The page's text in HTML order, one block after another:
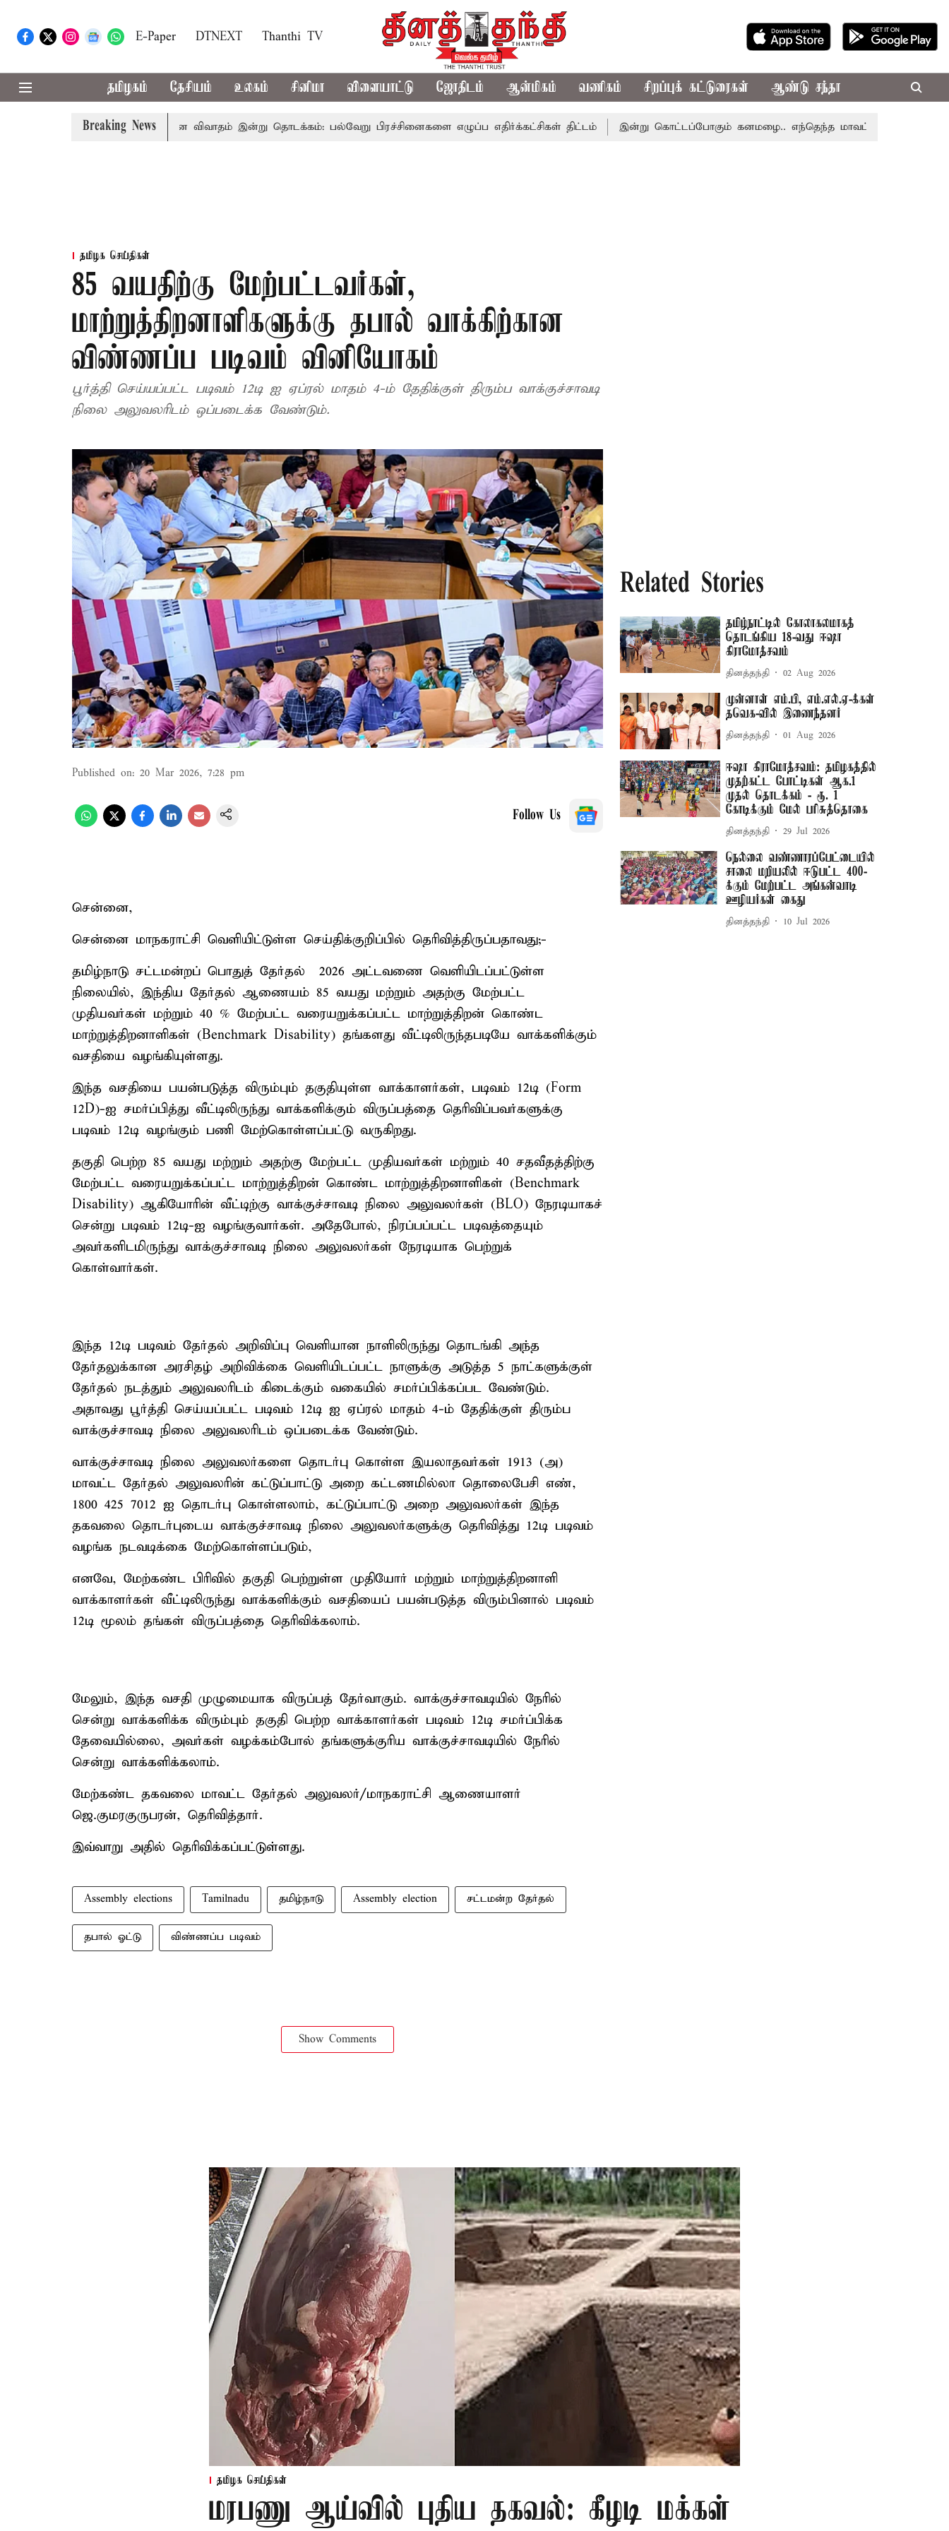
E-Paper DTNEXT Thanthi TV
தமிழகம் தேசியம் உலகம் சினிமா விளையாட்டு ஜோதிடம் ஆன்மிகம் வணிகம் சிறப்புக் கட்டுரைகள் ஆண்டு சந்தா
Breaking News
சட்டசபையில் பட்ஜெட் மீதான விவாதம் இன்று தொடக்கம்: பல்வேறு பிரச்சினைகளை எழுப்ப எதிர்க்கட்சிகள் திட்டம் இன்று கொட்டப்போகும் கனமழை.. எந்தெந்த மாவட்டங்களில் தெரியுமா..?
தமிழக செய்திகள்
85 வயதிற்கு மேற்பட்டவர்கள்,
மாற்றுத்திறனாளிகளுக்கு தபால் வாக்கிற்கான
விண்ணப்ப படிவம் வினியோகம்
பூர்த்தி செய்யப்பட்ட படிவம் 12டி –ஐ ஏப்ரல் மாதம் 4-ம் தேதிக்குள் திரும்ப வாக்குச்சாவடி
நிலை அலுவலரிடம் ஒப்படைக்க வேண்டும்.
Published on: 20 Mar 2026, 7:28 pm
Follow Us
சென்னை,
சென்னை மாநகராட்சி வெளியிட்டுள்ள செய்திக்குறிப்பில் தெரிவித்திருப்பதாவது;-
தமிழ்நாடு சட்டமன்றப் பொதுத் தேர்தல் – 2026 அட்டவணை வெளியிடப்பட்டுள்ள
நிலையில், இந்திய தேர்தல் ஆணையம் 85 வயது மற்றும் அதற்கு மேற்பட்ட
முதியவர்கள் மற்றும் 40 % மேற்பட்ட வரையறுக்கப்பட்ட மாற்றுத்திறன் கொண்ட
மாற்றுத்திறனாளிகள் (Benchmark Disability) தங்களது வீட்டிலிருந்தபடியே வாக்களிக்கும்
வசதியை வழங்கியுள்ளது.
இந்த வசதியை பயன்படுத்த விரும்பும் தகுதியுள்ள வாக்காளர்கள், படிவம் 12டி (Form
12D)-ஐ சமர்ப்பித்து வீட்டிலிருந்து வாக்களிக்கும் விருப்பத்தை தெரிவிப்பவர்களுக்கு
படிவம் 12டி வழங்கும் பணி மேற்கொள்ளப்பட்டு வருகிறது.
தகுதி பெற்ற 85 வயது மற்றும் அதற்கு மேற்பட்ட முதியவர்கள் மற்றும் 40 சதவீதத்திற்கு
மேற்பட்ட வரையறுக்கப்பட்ட மாற்றுத்திறன் கொண்ட மாற்றுத்திறனாளிகள் (Benchmark
Disability) ஆகியோரின் வீட்டிற்கு வாக்குச்சாவடி நிலை அலுவலர்கள் (BLO) நேரடியாகச்
சென்று படிவம் 12டி-ஐ வழங்குவார்கள். அதேபோல், நிரப்பப்பட்ட படிவத்தையும்
அவர்களிடமிருந்து வாக்குச்சாவடி நிலை அலுவலர்கள் நேரடியாக பெற்றுக்
கொள்வார்கள்.
இந்த 12டி படிவம் தேர்தல் அறிவிப்பு வெளியான நாளிலிருந்து தொடங்கி அந்த
தேர்தலுக்கான அரசிதழ் அறிவிக்கை வெளியிடப்பட்ட நாளுக்கு அடுத்த 5 நாட்களுக்குள்
தேர்தல் நடத்தும் அலுவலரிடம் கிடைக்கும் வகையில் சமர்ப்பிக்கப்பட வேண்டும்.
அதாவது பூர்த்தி செய்யப்பட்ட படிவம் 12டி –ஐ ஏப்ரல் மாதம் 4-ம் தேதிக்குள் திரும்ப
வாக்குச்சாவடி நிலை அலுவலரிடம் ஒப்படைக்க வேண்டும்.
வாக்குச்சாவடி நிலை அலுவலர்களை தொடர்பு கொள்ள இயலாதவர்கள் 1913 (அ)
மாவட்ட தேர்தல் அலுவலரின் கட்டுப்பாட்டு அறை கட்டணமில்லா தொலைபேசி எண்,
1800 425 7012 –ஐ தொடர்பு கொள்ளலாம், கட்டுப்பாட்டு அறை அலுவலர்கள் இந்த
தகவலை தொடர்புடைய வாக்குச்சாவடி நிலை அலுவலர்களுக்கு தெரிவித்து 12டி படிவம்
வழங்க நடவடிக்கை மேற்கொள்ளப்படும்,
எனவே, மேற்கண்ட பிரிவில் தகுதி பெற்றுள்ள முதியோர் மற்றும் மாற்றுத்திறனாளி
வாக்காளர்கள் வீட்டிலிருந்து வாக்களிக்கும் வசதியைப் பயன்படுத்த விரும்பினால் படிவம்
12டி மூலம் தங்கள் விருப்பத்தை தெரிவிக்கலாம்.
மேலும், இந்த வசதி முழுமையாக விருப்பத் தேர்வாகும். வாக்குச்சாவடியில் நேரில்
சென்று வாக்களிக்க விரும்பும் தகுதி பெற்ற வாக்காளர்கள் படிவம் 12டி சமர்ப்பிக்க
தேவையில்லை, அவர்கள் வழக்கம்போல் தங்களுக்குரிய வாக்குச்சாவடியில் நேரில்
சென்று வாக்களிக்கலாம்.
மேற்கண்ட தகவலை மாவட்ட தேர்தல் அலுவலர்/மாநகராட்சி ஆணையாளர்
ஜெ.குமரகுருபரன், தெரிவித்தார்.
இவ்வாறு அதில் தெரிவிக்கப்பட்டுள்ளது.
Assembly elections Tamilnadu தமிழ்நாடு Assembly election சட்டமன்ற தேர்தல்
தபால் ஓட்டு விண்ணப்ப படிவம்
Show Comments
Related Stories
தமிழ்நாட்டில் கோலாகலமாகத்
தொடங்கிய 18-வது ஈஷா
கிராமோத்சவம்
தினத்தந்தி 02 Aug 2026
முன்னாள் எம்.பி, எம்.எல்.ஏ-க்கள்
தவெக-வில் இணைந்தனர்
தினத்தந்தி 01 Aug 2026
ஈஷா கிராமோத்சவம்: தமிழகத்தில்
முதற்கட்ட போட்டிகள் ஆக.1
முதல் தொடக்கம் - ரூ. 1
கோடிக்கும் மேல் பரிசுத்தொகை
தினத்தந்தி 29 Jul 2026
நெல்லை வண்ணாரப்பேட்டையில்
சாலை மறியலில் ஈடுபட்ட 400-
க்கும் மேற்பட்ட அங்கன்வாடி
ஊழியர்கள் கைது
தினத்தந்தி 10 Jul 2026
தமிழக செய்திகள்
மரபணு ஆய்வில் புதிய தகவல்: கீழடி மக்கள்